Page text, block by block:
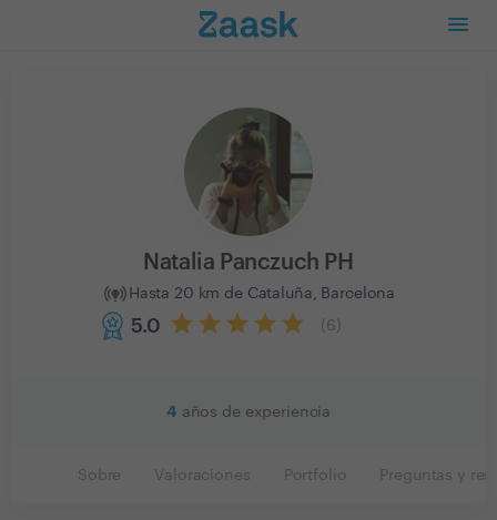
Natalia Panczuch PH
Hasta 20 km de Cataluña, Barcelona
5.0 6
4 años de experiencia
Sobre Valoraciones Portfolio Preguntas y